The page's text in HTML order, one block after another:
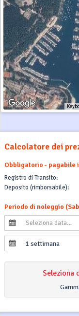
Calcolatore dei
Obbligatorio - pagabile
Registro di Transito:
Deposito (rimborsabile):
Periodo di noleggio
1 settimana
Seleziona